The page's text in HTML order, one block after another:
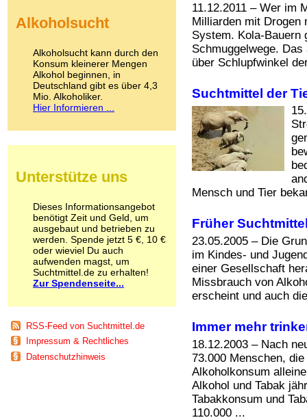
11.12.2011 – Wer im
Milliarden mit Drogen
System. Kola-Bauern
Schmuggelwege.
über Schlupfwinkel
Suchtmittel der
Mensch und Tier
Früher
23.05.2005 – Die
im Kindes- und
einer Gesellschaft
Missbrauch von
erscheint und auch
Immer mehr
18.12.2003 – Nach
73.000 Menschen,
Alkoholkonsum
Alkohol und Tabak
Tabakkonsum und
110.000 ...
Kokain
LSD
Marihuana
Medikamente
Meskalin
Metamphetamin
Methadon
Pilze
Psychopharmaka
Schlafmittel
Schmerzmittel
Schnüffelstoffe
Spice
Sucht / Süchte
Alkoholsucht
Co-Abhängigkeit
Computersucht
Ess-Brechsucht
Essstörungen
Fernsehsucht
Alkoholsucht
Alkoholsucht kann durch den
Konsum kleinerer Mengen
Alkohol beginnen, in
Deutschland gibt es über 4,3
Mio. Alkoholiker.
Hier Informieren ...
Unterstütze uns
Dieses Informationsangebot
benötigt Zeit und Geld, um
ausgebaut und betrieben zu
werden. Spende jetzt 5 €, 10 €
oder wieviel Du auch
aufwenden magst, um
Suchtmittel.de zu erhalten!
Zur Spendenseite...
RSS-Feed von Suchtmittel.de
Impressum & Rechtliches
Datenschutzhinweis